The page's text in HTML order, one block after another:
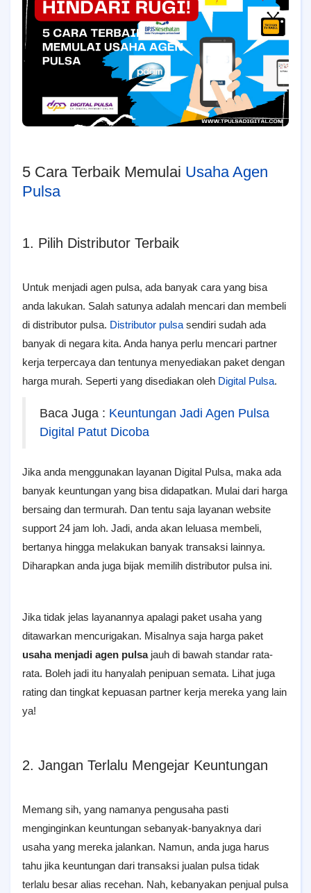
5 Cara Terbaik Memulai Usaha Agen
Pulsa
1. Pilih Distributor Terbaik
Untuk menjadi agen pulsa, ada banyak cara yang bisa
anda lakukan. Salah satunya adalah mencari dan membeli
di distributor pulsa. Distributor pulsa sendiri sudah ada
banyak di negara kita. Anda hanya perlu mencari partner
kerja terpercaya dan tentunya menyediakan paket dengan
harga murah. Seperti yang disediakan oleh Digital Pulsa.
Baca Juga : Keuntungan Jadi Agen Pulsa
Digital Patut Dicoba
Jika anda menggunakan layanan Digital Pulsa, maka ada
banyak keuntungan yang bisa didapatkan. Mulai dari harga
bersaing dan termurah. Dan tentu saja layanan website
support 24 jam loh. Jadi, anda akan leluasa membeli,
bertanya hingga melakukan banyak transaksi lainnya.
Diharapkan anda juga bijak memilih distributor pulsa ini.
Jika tidak jelas layanannya apalagi paket usaha yang
ditawarkan mencurigakan. Misalnya saja harga paket
usaha menjadi agen pulsajauh di bawah standar rata-
rata. Boleh jadi itu hanyalah penipuan semata. Lihat juga
rating dan tingkat kepuasan partner kerja mereka yang lain
ya!
2. Jangan Terlalu Mengejar Keuntungan
Memang sih, yang namanya pengusaha pasti
menginginkan keuntungan sebanyak-banyaknya dari
usaha yang mereka jalankan. Namun, anda juga harus
tahu jika keuntungan dari transaksi jualan pulsa tidak
terlalu besar alias recehan. Nah, kebanyakan penjual pulsa